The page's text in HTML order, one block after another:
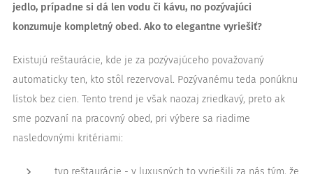
jedlo, prípadne si dá len vodu či kávu, no pozývajúci
konzumuje kompletný obed. Ako to elegantne vyriešiť?
Existujú reštaurácie, kde je za pozývajúceho považovaný
automaticky ten, kto stôl rezervoval. Pozývanému teda ponúknu
lístok bez cien. Tento trend je však naozaj zriedkavý, preto ak
sme pozvaní na pracovný obed, pri výbere sa riadime
nasledovnými kritériami:
typ reštaurácie - v luxusných to vyriešili za nás tým, že